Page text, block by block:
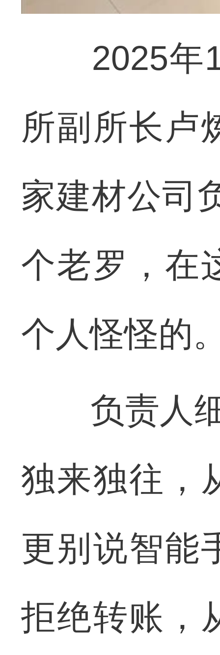
2025年10
所副所长卢
家建材公司
个老罗，在
个人怪怪的
负责人细
独来独往，
更别说智能
拒绝转账，